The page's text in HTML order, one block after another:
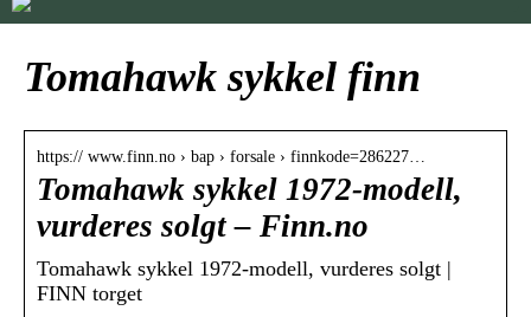
Tomahawk sykkel finn
https:// www.finn.no › bap › forsale › finnkode=286227…
Tomahawk sykkel 1972-modell,
vurderes solgt – Finn.no
Tomahawk sykkel 1972-modell, vurderes solgt |
FINN torget